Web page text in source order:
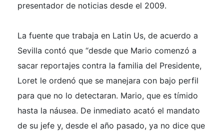
presentador de noticias desde el 2009.
La fuente que trabaja en Latin Us, de acuerdo a
Sevilla contó que “desde que Mario comenzó a
sacar reportajes contra la familia del Presidente,
Loret le ordenó que se manejara con bajo perfil
para que no lo detectaran. Mario, que es tímido
hasta la náusea. De inmediato acató el mandato
de su jefe y, desde el año pasado, ya no dice que